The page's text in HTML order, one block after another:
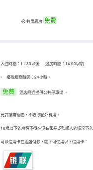
共用廚房 免費
入住時間：11:30以後 退房時間：14:00以前
櫃枱服務時間：24小時。
免费 酒店附近提供公共停車場 。
允許攜帶寵物，不收取額外費用。
18歲以下的房客不得在沒有家長或監護人的情況下
可以信用卡在酒店付款，閣下可使用以下信用卡：